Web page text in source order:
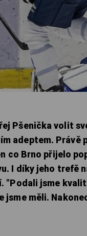
Pšenička volit
adeptem.
co Brno přijelo
I díky jeho trefě
"Podali jsme
měli.